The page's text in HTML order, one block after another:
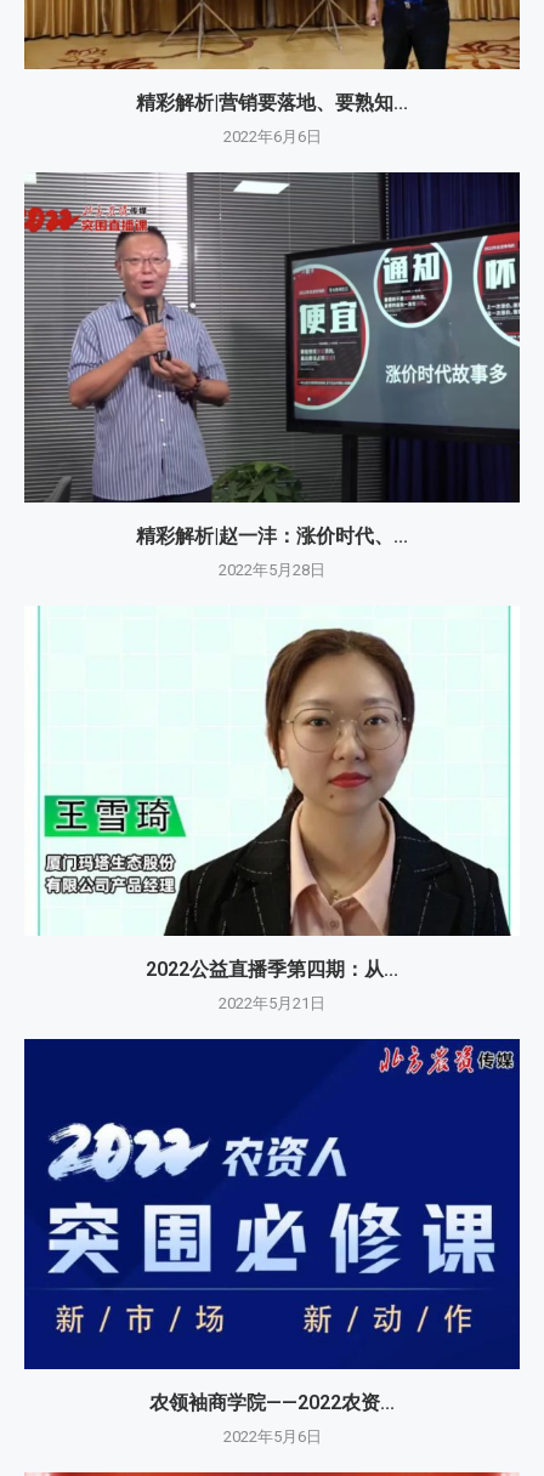
精彩解析|营销要落地、要熟知...
2022年6月6日
精彩解析|赵一沣：涨价时代、...
2022年5月28日
2022公益直播季第四期：从...
2022年5月21日
农领袖商学院——2022农资...
2022年5月6日